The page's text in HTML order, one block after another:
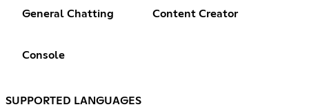
General Chatting Content Creator
Console
SUPPORTED LANGUAGES